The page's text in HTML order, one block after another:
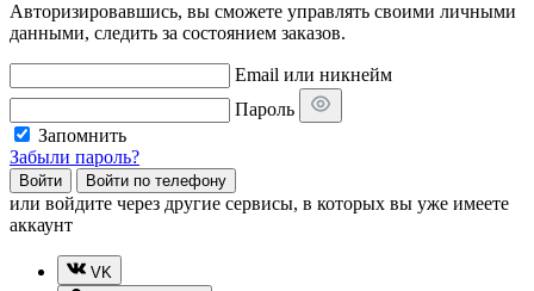
Авторизировавшись, вы сможете управлять своими личными
данными, следить за состоянием заказов.
Email или никнейм
Пароль
Запомнить
Забыли пароль?
Войти Войти по телефону
или войдите через другие сервисы, в которых вы уже имеете
аккаунт
VK